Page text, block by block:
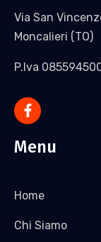
Via San
Moncalieri (TO)
P.Iva
Menu
Home
Chi Siamo